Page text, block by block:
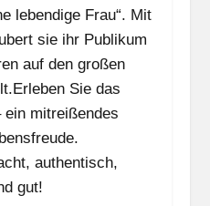
lebendige Frau“. Mit
sie ihr Publikum
auf den großen
Sie das
mitreißendes
authentisch,
gut!